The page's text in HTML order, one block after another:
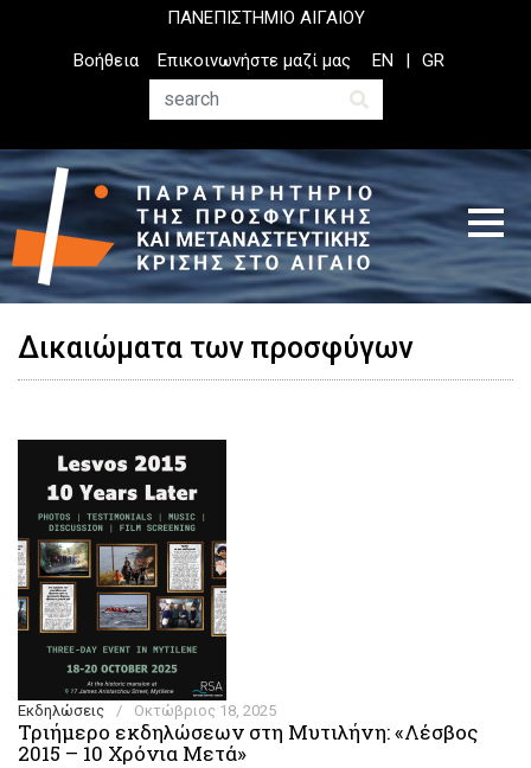
ΠΑΝΕΠΙΣΤΗΜΙΟ ΑΙΓΑΙΟΥ
Top
Header
Βοήθεια
Επικοινωνήστε μαζί μας
Αναζήτηση
EN GR
Δικαιώματα των προσφύγων
Εκδηλώσεις / Οκτώβριος 18, 2025
Τριήμερο εκδηλώσεων στη Μυτιλήνη: «Λέσβος
2015 – 10 Χρόνια Μετά»